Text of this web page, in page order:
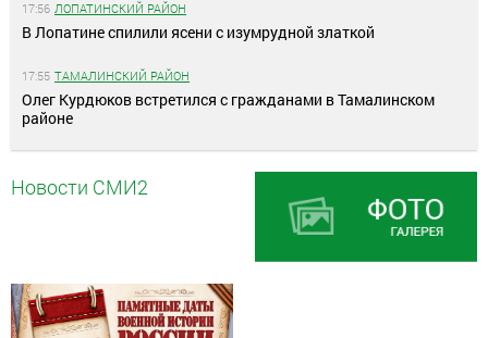
17:56 ЛОПАТИНСКИЙ РАЙОН
В Лопатине спилили ясени с изумрудной златкой
17:55 ТАМАЛИНСКИЙ РАЙОН
Олег Курдюков встретился с гражданами в Тамалинском
районе
Новости СМИ2